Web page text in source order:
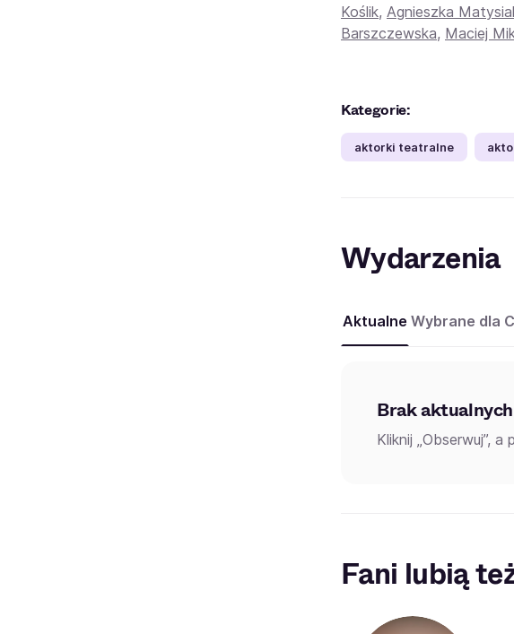
Koślik, Agnieszka
Barszczewska, Maciej
Kategorie:
aktorki teatralne
Wydarzenia
Aktualne Wybrane dla
Brak
Kliknij „Obserwuj”,
Fani lubią